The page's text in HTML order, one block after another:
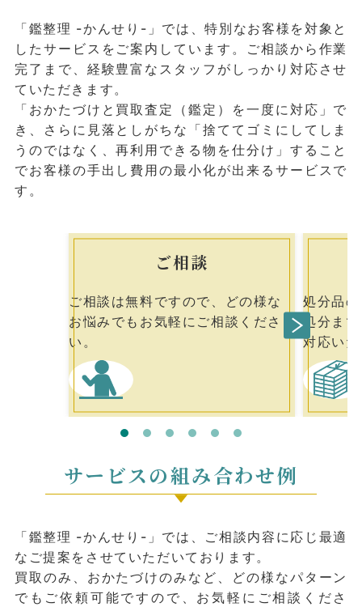
「鑑整理 -かんせり-」では、特別なお客様を対象と
したサービスをご案内しています。ご相談から作業
完了まで、経験豊富なスタッフがしっかり対応させ
ていただきます。
「おかたづけと買取査定（鑑定）を⼀度に対応」で
き、さらに⾒落としがちな「捨ててゴミにしてしま
うのではなく、再利⽤できる物を仕分け」すること
でお客様の⼿出し費⽤の最⼩化が出来るサービスで
す。
ご相談
ご相談は無料ですので、どの様な
お悩みでもお気軽にご相談くださ
い。
処分品
処分ま
対応い
サービスの組み合わせ例
「鑑整理 -かんせり-」では、ご相談内容に応じ最適
なご提案をさせていただいております。
買取のみ、おかたづけのみなど、どの様なパターン
でもご依頼可能ですので、お気軽にご相談くださ